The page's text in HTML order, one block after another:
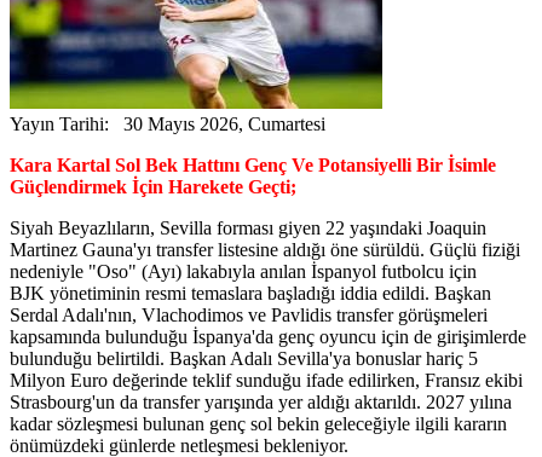
Yayın Tarihi: 30 Mayıs 2026, Cumartesi
Kara Kartal Sol Bek Hattını Genç Ve Potansiyelli Bir İsimle
Güçlendirmek İçin Harekete Geçti;
Siyah Beyazlıların, Sevilla forması giyen 22 yaşındaki Joaquin
Martinez Gauna'yı transfer listesine aldığı öne sürüldü. Güçlü fiziği
nedeniyle "Oso" (Ayı) lakabıyla anılan İspanyol futbolcu için
BJK yönetiminin resmi temaslara başladığı iddia edildi. Başkan
Serdal Adalı'nın, Vlachodimos ve Pavlidis transfer görüşmeleri
kapsamında bulunduğu İspanya'da genç oyuncu için de girişimlerde
bulunduğu belirtildi. Başkan Adalı Sevilla'ya bonuslar hariç 5
Milyon Euro değerinde teklif sunduğu ifade edilirken, Fransız ekibi
Strasbourg'un da transfer yarışında yer aldığı aktarıldı. 2027 yılına
kadar sözleşmesi bulunan genç sol bekin geleceğiyle ilgili kararın
önümüzdeki günlerde netleşmesi bekleniyor.